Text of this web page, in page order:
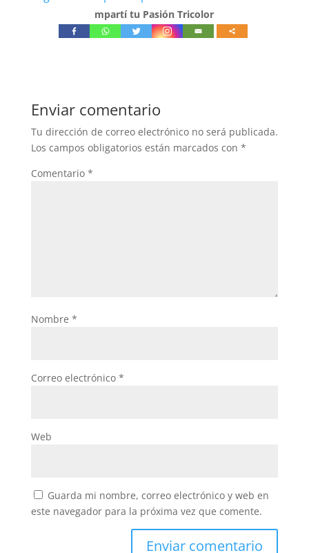
mpartí tu Pasión Tricolor
Enviar comentario
Tu dirección de correo electrónico no será publicada.
Los campos obligatorios están marcados con *
Comentario *
Nombre *
Correo electrónico *
Web
Guarda mi nombre, correo electrónico y web en
este navegador para la próxima vez que comente.